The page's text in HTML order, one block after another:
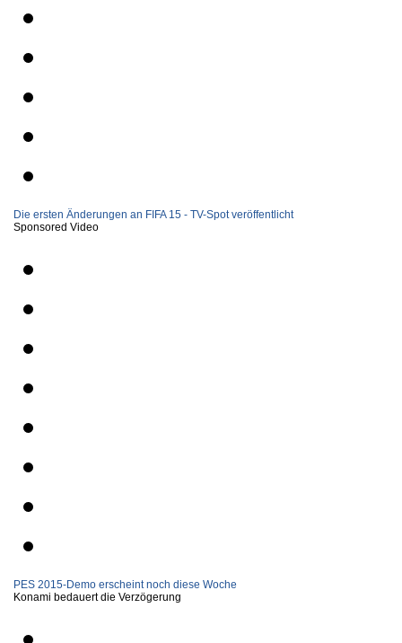
Die ersten Änderungen an FIFA 15 - TV-Spot veröffentlicht
Sponsored Video
PES 2015-Demo erscheint noch diese Woche
Konami bedauert die Verzögerung